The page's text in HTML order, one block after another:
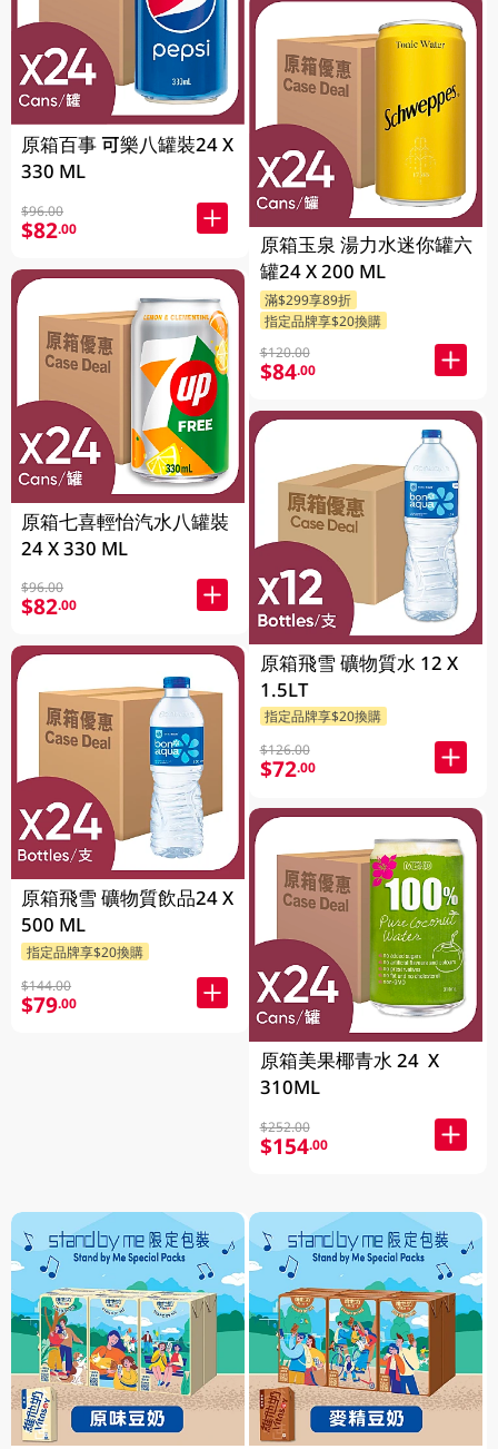
原箱百事 可樂八罐裝24 X
330 ML
$96.00
$82.00
原箱七喜輕怡汽水八罐裝
24 X 330 ML
$96.00
$82.00
原箱飛雪 礦物質飲品24 X
500 ML
指定品牌享$20換購
$144.00
$79.00
原箱玉泉 湯力水迷你罐六
罐24 X 200 ML
滿$299享89折
指定品牌享$20換購
$120.00
$84.00
原箱飛雪 礦物質水 12 X
1.5LT
指定品牌享$20換購
$126.00
$72.00
原箱美果椰青水 24 X
310ML
$252.00
$154.00